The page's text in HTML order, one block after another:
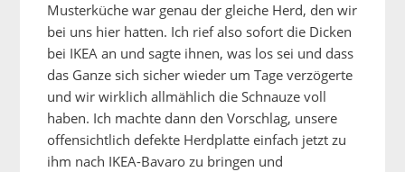
Musterküche war genau der gleiche Herd, den wir
bei uns hier hatten. Ich rief also sofort die Dicken
bei IKEA an und sagte ihnen, was los sei und dass
das Ganze sich sicher wieder um Tage verzögerte
und wir wirklich allmählich die Schnauze voll
haben. Ich machte dann den Vorschlag, unsere
offensichtlich defekte Herdplatte einfach jetzt zu
ihm nach IKEA-Bavaro zu bringen und